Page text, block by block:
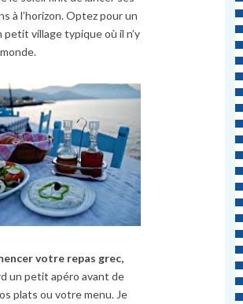
à l’horizon. Optez pour un
petit village typique où il n’y
votre repas grec,
un petit apéro avant de
plats ou votre menu. Je